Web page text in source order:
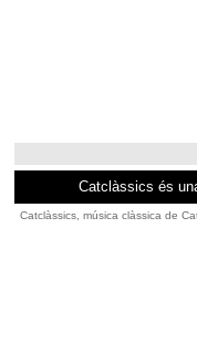
Catclàssics és
Catclàssics, música clàssica de